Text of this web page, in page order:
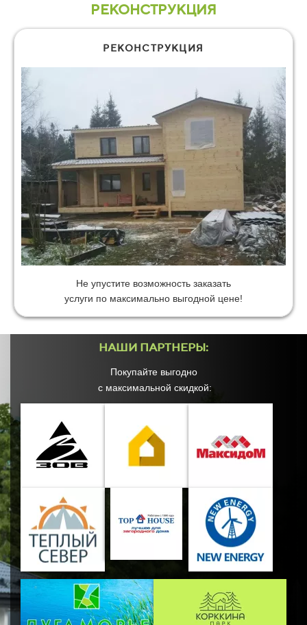
РЕКОНСТРУКЦИЯ
РЕКОНСТРУКЦИЯ
Не упустите возможность заказать
услуги по максимально выгодной цене!
НАШИ ПАРТНЕРЫ:
Покупайте выгодно
с максимальной скидкой: